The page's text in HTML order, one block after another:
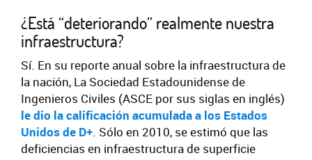
¿Está “deteriorando” realmente nuestra
infraestructura?
Sí. En su reporte anual sobre la infraestructura de
la nación, La Sociedad Estadounidense de
Ingenieros Civiles (ASCE por sus siglas en inglés)
le dio la calificación acumulada a los Estados
Unidos de D+. Sólo en 2010, se estimó que las
deficiencias en infraestructura de superficie